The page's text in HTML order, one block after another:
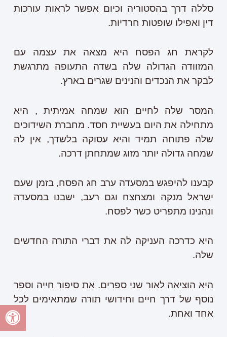
סללה דרך בהסטוריה וכיום אפשר לראות עורכות
דין ואפילו שופטות חרדיות.
לקראת חג הפסח היא מצאה את עצמה עם
המזוודה הגדולה שלה בשדה התעופה מתרגשת
לבקר את הנכדים והנינים שגרים בארץ.
המסר שלה לחיים הוא שמחה אמיתית , היא
מתחילה את היום בעשיית חסד. מחברת השידוכים
שלה פתוחה תמיד והיא עסוקה בלשדך, אין לה
שמחה גדולה יותר מזוג שמתחתן דרכה.
קבענו להיפגש במסעדה ערב חג הפסח, בזמן שעם
ישראל מנקה ומצחצח וגם רעב, ישבנו במסעדה
ונהנינו מתפריט כשר לפסח.
היא כדרכה העניקה לה את דברי התורה החדשים
שלה.
היא הוציאה לאור שני ספרים. את סיפור חייה וספר
נוסף של דרך חיים וחידושי תורה שמתאימים לכל
אחד ואחת.